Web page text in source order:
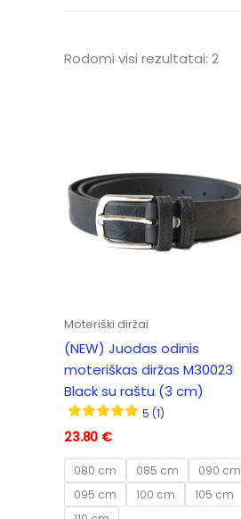
Rodomi visi rezultatai: 2
Moteriški diržai
(NEW) Juodas odinis
moteriškas diržas M30023
Black su raštu (3 cm)
5 (1)
23.80 €
080 cm 085 cm
090 cm
095 cm
100 cm
105 cm